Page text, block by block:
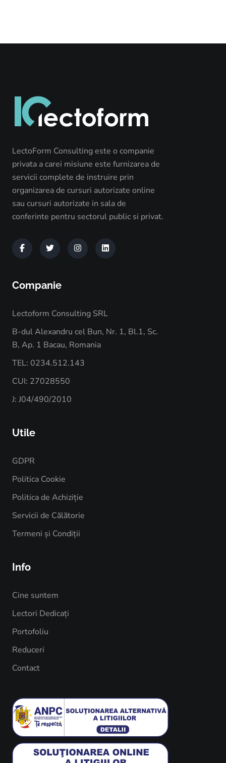
LectoForm Consulting este o companie
privata a carei misiune este furnizarea de
servicii complete de instruire prin
organizarea de cursuri autorizate online
sau cursuri autorizate in sala de
conferinte pentru sectorul public si privat.
Companie
Lectoform Consulting SRL
B-dul Alexandru cel Bun, Nr. 1, Bl.1, Sc.
B, Ap. 1 Bacau, Romania
TEL: 0234.512.143
CUI: 27028550
J: J04/490/2010
Utile
GDPR
Politica Cookie
Politica de Achiziție
Servicii de Călătorie
Termeni și Condiții
Info
Cine suntem
Lectori Dedicați
Portofoliu
Reduceri
Contact